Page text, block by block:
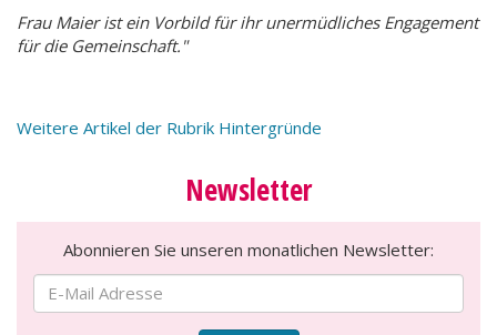
Frau Maier ist ein Vorbild für ihr unermüdliches Engagement
für die Gemeinschaft."
Weitere Artikel der Rubrik Hintergründe
Newsletter
Abonnieren Sie unseren monatlichen Newsletter: